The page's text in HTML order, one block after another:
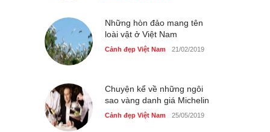
Những hòn đảo mang tên
loài vật ở Việt Nam
Cảnh đẹp Việt Nam 21/02/2019
Chuyện kể về những ngôi
sao vàng danh giá Michelin
Cảnh đẹp Việt Nam 25/05/2019